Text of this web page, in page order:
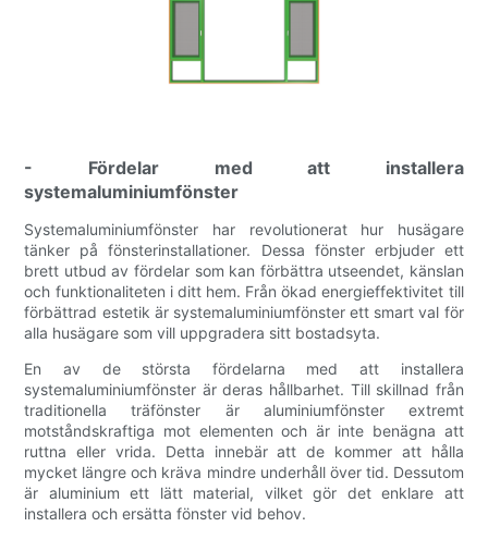
- Fördelar med att installera
systemaluminiumfönster
Systemaluminiumfönster har revolutionerat hur husägare
tänker på fönsterinstallationer. Dessa fönster erbjuder ett
brett utbud av fördelar som kan förbättra utseendet, känslan
och funktionaliteten i ditt hem. Från ökad energieffektivitet till
förbättrad estetik är systemaluminiumfönster ett smart val för
alla husägare som vill uppgradera sitt bostadsyta.
En av de största fördelarna med att installera
systemaluminiumfönster är deras hållbarhet. Till skillnad från
traditionella träfönster är aluminiumfönster extremt
motståndskraftiga mot elementen och är inte benägna att
ruttna eller vrida. Detta innebär att de kommer att hålla
mycket längre och kräva mindre underhåll över tid. Dessutom
är aluminium ett lätt material, vilket gör det enklare att
installera och ersätta fönster vid behov.